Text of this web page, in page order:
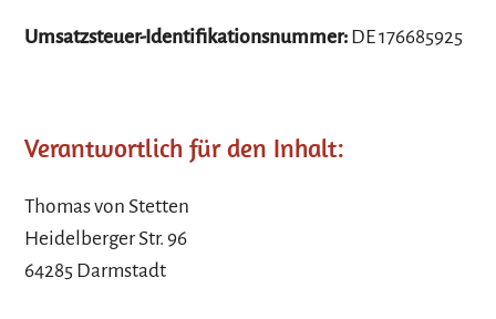
Umsatzsteuer-Identifikationsnummer: DE 176685925
Verantwortlich für den Inhalt:
Thomas von Stetten
Heidelberger Str. 96
64285 Darmstadt